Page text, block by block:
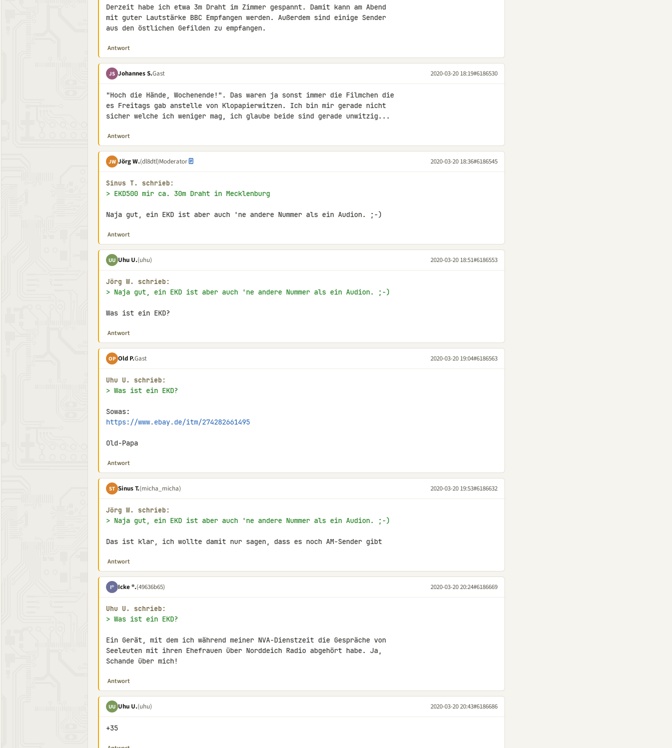
Derzeit habe ich etwa 3m Draht im Zimmer gespannt. Damit kann am Abend
mit guter Lautstärke BBC Empfangen werden. Außerdem sind einige Sender
aus den östlichen Gefilden zu empfangen.
Antwort
JS Johannes S.Gast 2020-03-20 18:19#6186530
"Hoch die Hände, Wochenende!". Das waren ja sonst immer die Filmchen die
es Freitags gab anstelle von Klopapierwitzen. Ich bin mir gerade nicht
sicher welche ich weniger mag, ich glaube beide sind gerade unwitzig...
Antwort
JW Jörg W.(dl8dtl)Moderator 2020-03-20 18:36#6186545
Sinus T. schrieb:
> EKD500 mir ca. 30m Draht in Mecklenburg
Naja gut, ein EKD ist aber auch 'ne andere Nummer als ein Audion. ;-)
Antwort
UU Uhu U.(uhu) 2020-03-20 18:51#6186553
Jörg W. schrieb:
> Naja gut, ein EKD ist aber auch 'ne andere Nummer als ein Audion. ;-)
Was ist ein EKD?
Antwort
OP Old P.Gast 2020-03-20 19:04#6186563
Uhu U. schrieb:
> Was ist ein EKD?
https://www.ebay.de/itm/274282661495
Old-Papa
Antwort
ST Sinus T.(micha_micha) 2020-03-20 19:53#6186632
Jörg W. schrieb:
> Naja gut, ein EKD ist aber auch 'ne andere Nummer als ein Audion. ;-)
Das ist klar, ich wollte damit nur sagen, dass es noch AM-Sender gibt
Antwort
I® Icke ®.(49636b65) 2020-03-20 20:24#6186669
Uhu U. schrieb:
> Was ist ein EKD?
Ein Gerät, mit dem ich während meiner NVA-Dienstzeit die Gespräche von
Seeleuten mit ihren Ehefrauen über Norddeich Radio abgehört habe. Ja,
Schande über mich!
Antwort
UU Uhu U.(uhu) 2020-03-20 20:43#6186686
+35